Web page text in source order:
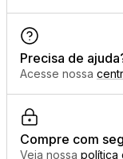
Precisa de
Acesse nossa
Compre com
Veja nossa política